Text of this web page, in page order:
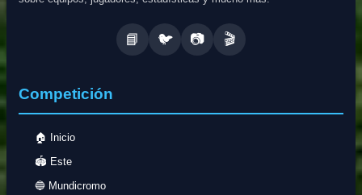
📘 🐦 📷 🎬
Competición
🏠 Inicio
🏟️ Este
🔵 Mundicromo